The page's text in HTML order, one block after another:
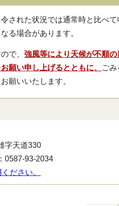
された状況では通常時と比べて
る場合があります。
で、 強風等により 天候が不順
願い申し上げるとともに、
ご
願いいたします。
字天道330
0587-93-2034
ださい。